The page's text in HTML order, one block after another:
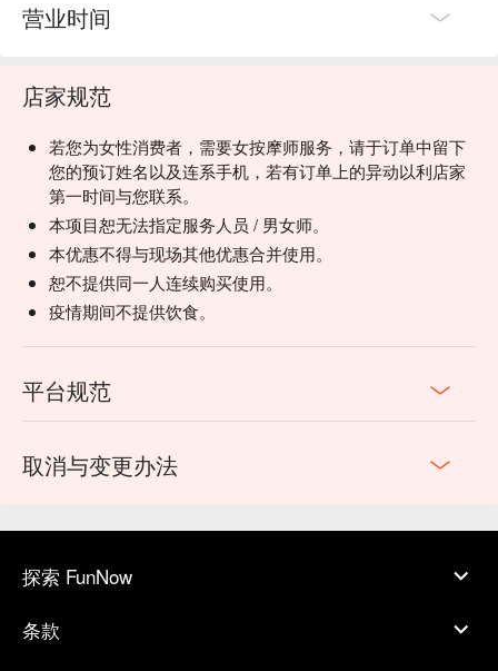
营业时间
店家规范
若您为女性消费者，需要女按摩师服务，请于订单中留下
您的预订姓名以及连系手机，若有订单上的异动以利店家
第一时间与您联系。
本项目恕无法指定服务人员 / 男女师。
本优惠不得与现场其他优惠合并使用。
恕不提供同一人连续购买使用。
疫情期间不提供饮食。
平台规范
取消与变更办法
探索 FunNow
条款